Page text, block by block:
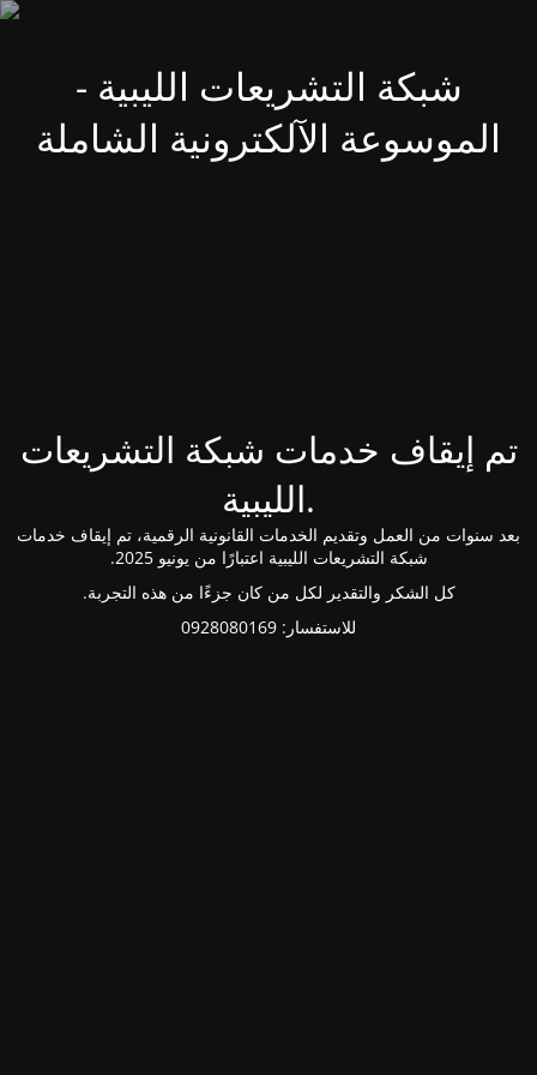
شبكة التشريعات الليبية -
الموسوعة الآلكترونية الشاملة
تم إيقاف خدمات شبكة التشريعات
الليبية.
بعد سنوات من العمل وتقديم الخدمات القانونية الرقمية، تم إيقاف خدمات
شبكة التشريعات الليبية اعتبارًا من يونيو 2025.
كل الشكر والتقدير لكل من كان جزءًا من هذه التجربة.
للاستفسار: 0928080169